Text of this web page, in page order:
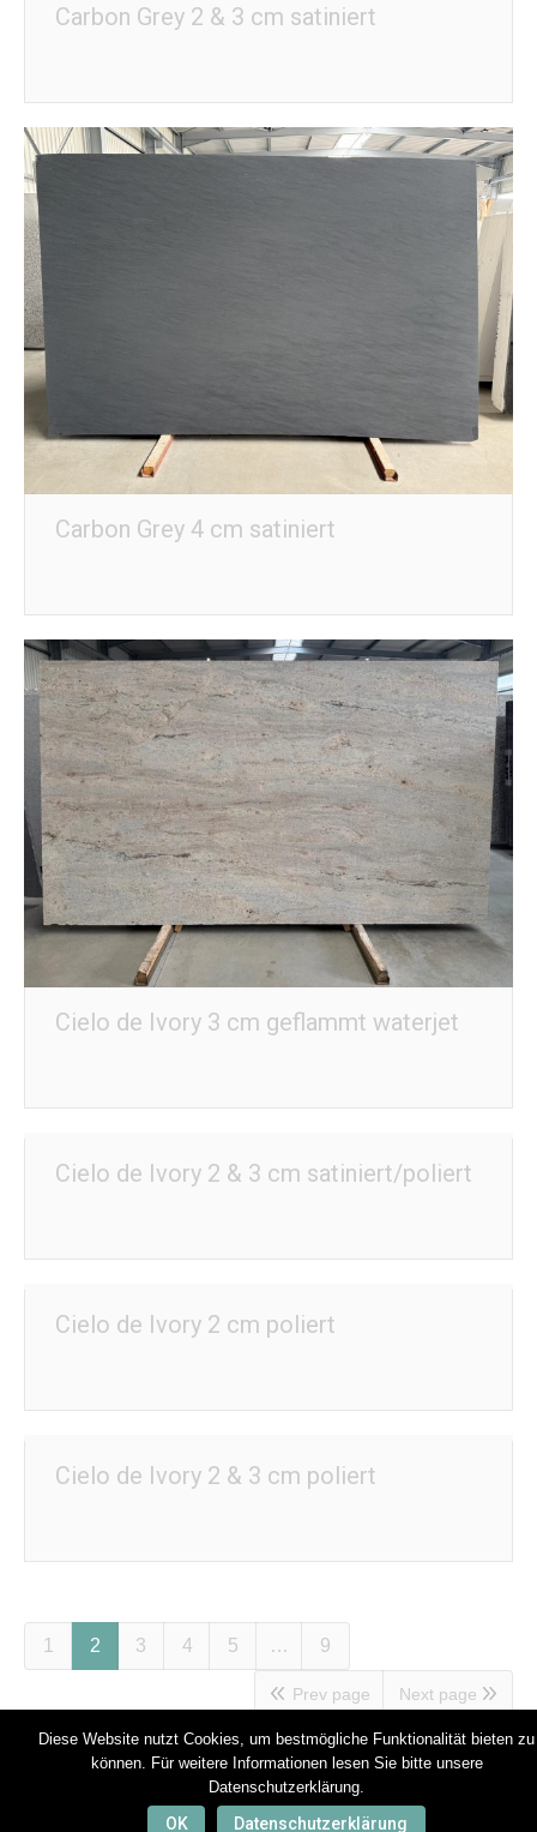
Carbon Grey 2 & 3 cm satiniert
Carbon Grey 4 cm satiniert
Cielo de Ivory 3 cm geflammt waterjet
Cielo de Ivory 2 & 3 cm satiniert/poliert
Cielo de Ivory 2 cm poliert
Cielo de Ivory 2 & 3 cm poliert
1 2 3 4 5 … 9
Prev page Next page
Footer
Diese Website nutzt Cookies, um bestmögliche Funktionalität bieten zu
können. Für weitere Informationen lesen Sie bitte unsere
Datenschutzerklärung.
OK Datenschutzerklärung